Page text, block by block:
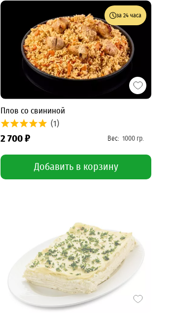
Плов со свининой
(1)
2 700 ₽
Добавить в корзину
за 24 часа